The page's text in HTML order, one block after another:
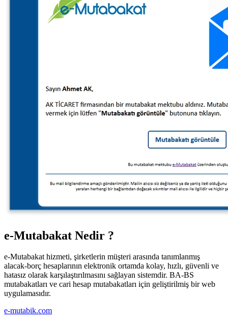
e-Mutabakat Nedir ?
e-Mutabakat hizmeti, şirketlerin müşteri arasında tanımlanmış
alacak-borç hesaplarının elektronik ortamda kolay, hızlı, güvenli ve
hatasız olarak karşılaştırılmasını sağlayan sistemdir. BA-BS
mutabakatları ve cari hesap mutabakatları için geliştirilmiş bir web
uygulamasıdır.
e-mutabik.com